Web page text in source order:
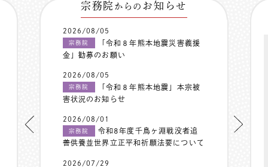
宗務院 からの お知らせ
2026/08/05
宗務院
「令和８年熊本地震災害義援
金」勧募のお願い
2026/08/05
宗務院
「令和８年熊本地震」本宗被
害状況のお知らせ
2026/08/01
宗務院
令和8年度千鳥ヶ淵戦没者追
善供養並世界立正平和祈願法要について
2026/07/29